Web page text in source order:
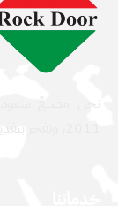
نحن مصنعٌ
2011، ونفخر بتقديم حلول صناعية عالية الجودة.